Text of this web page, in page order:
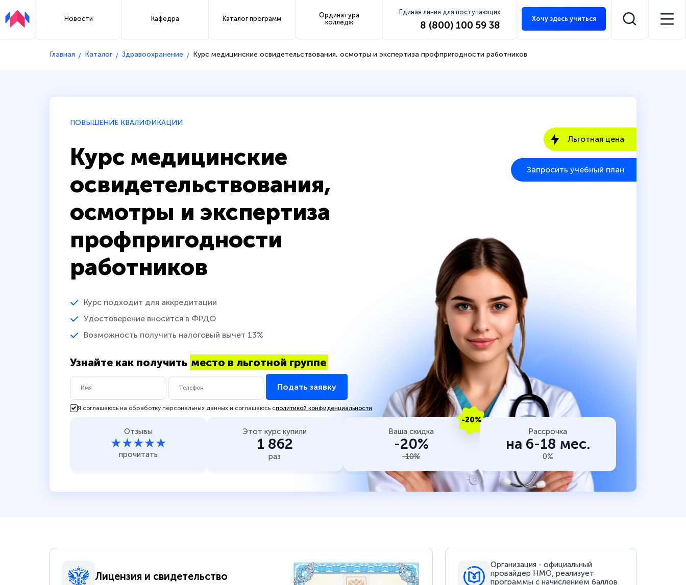
Новости Кафедра Каталог программ
Ординатура
колледж
Единая линия для поступающих
8 (800) 100 59 38
Хочу здесь учиться
Главная Каталог Здравоохранение Курс медицинские освидетельствования, осмотры и экспертиза профпригодности работников
ПОВЫШЕНИЕ КВАЛИФИКАЦИИ
Курс медицинские
освидетельствования,
осмотры и экспертиза
профпригодности
работников
Курс подходит для аккредитации
Удостоверение вносится в ФРДО
Возможность получить налоговый вычет 13%
Узнайте как получить место в льготной группе
Подать заявку
Я соглашаюсь на обработку персональных данных и соглашаюсь сполитикой конфиденциальности
Льготная цена
Запросить учебный план
Отзывы
★★★★★
прочитать
Этот курс купили
1 862
раз
-20%
Ваша скидка
-20%
-10%
Рассрочка
на 6-18 мес.
0%
Лицензия и свидетельство
Организация - официальный
провайдер НМО, реализует
программы с начислением баллов